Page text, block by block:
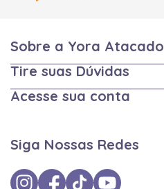
Sobre a Yora Atacado
Tire suas Dúvidas
Acesse sua conta
Siga Nossas Redes